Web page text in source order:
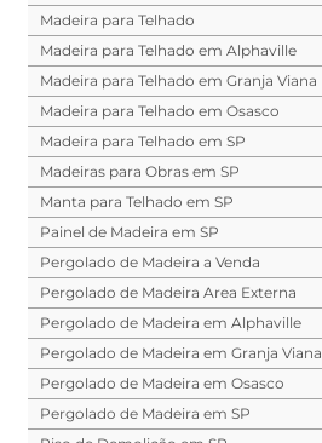
Madeira para Telhado
Madeira para Telhado em Alphaville
Madeira para Telhado em Granja Viana
Madeira para Telhado em Osasco
Madeira para Telhado em SP
Madeiras para Obras em SP
Manta para Telhado em SP
Painel de Madeira em SP
Pergolado de Madeira a Venda
Pergolado de Madeira Area Externa
Pergolado de Madeira em Alphaville
Pergolado de Madeira em Granja Viana
Pergolado de Madeira em Osasco
Pergolado de Madeira em SP